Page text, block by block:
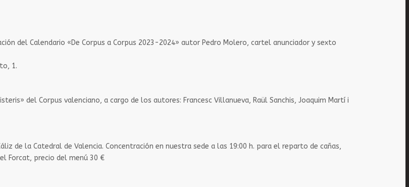
del Calendario «De Corpus a Corpus 2023-2024» autor Pedro Molero, cartel anunciador y sexto
1.
del Corpus valenciano, a cargo de los autores: Francesc Villanueva, Raül Sanchis, Joaquim Martí i
de la Catedral de Valencia. Concentración en nuestra sede a las 19:00 h. para el reparto de cañas,
Forcat, precio del menú 30 €